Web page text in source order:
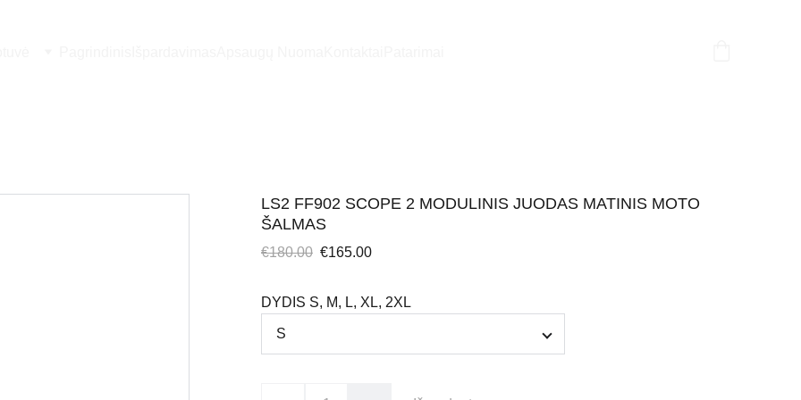
LS2 FF902 SCOPE 2 MODULINIS JUODAS MATINIS MOTO
ŠALMAS
€180.00 €165.00
DYDIS S, M, L, XL, 2XL